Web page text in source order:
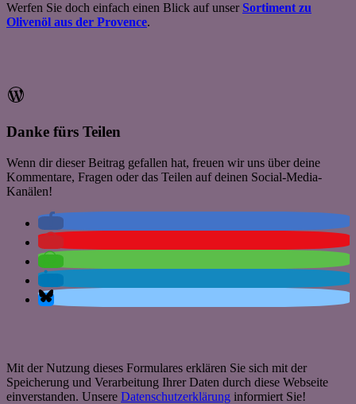
Werfen Sie doch einfach einen Blick auf unser Sortiment zu
Olivenöl aus der Provence.
WordPress
Danke fürs Teilen
Wenn dir dieser Beitrag gefallen hat, freuen wir uns über deine
Kommentare, Fragen oder das Teilen auf deinen Social-Media-
Kanälen!
Mit der Nutzung dieses Formulares erklären Sie sich mit der
Speicherung und Verarbeitung Ihrer Daten durch diese Webseite
einverstanden. Unsere Datenschutzerklärung informiert Sie!